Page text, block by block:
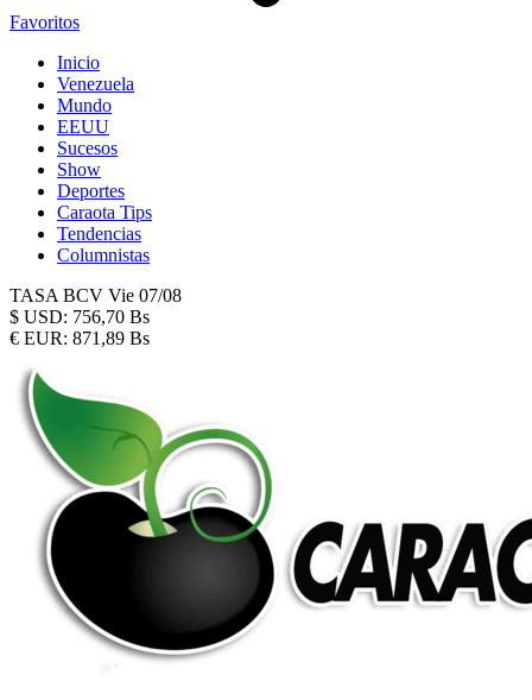
Favoritos
Inicio
Venezuela
Mundo
EEUU
Sucesos
Show
Deportes
Caraota Tips
Tendencias
Columnistas
TASA BCV Vie 07/08
$ USD: 756,70 Bs
€ EUR: 871,89 Bs